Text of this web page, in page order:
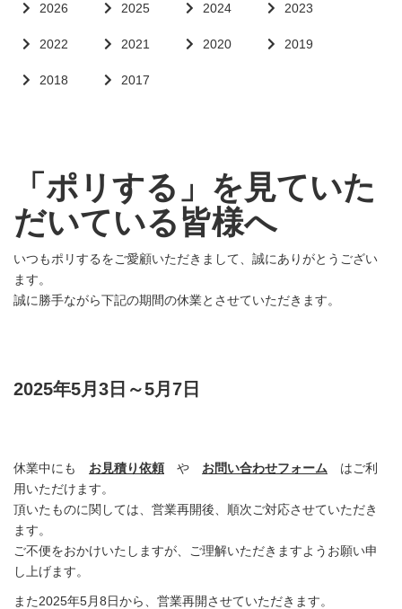
2026 2025 2024 2023
2022 2021 2020 2019
2018 2017
「ポリする」を見ていた
だいている皆様へ
いつもポリするをご愛顧いただきまして、誠にありがとうござい
ます。
誠に勝手ながら下記の期間の休業とさせていただきます。
2025年5月3日～5月7日
休業中にも お見積り依頼 や お問い合わせフォーム はご利
用いただけます。
頂いたものに関しては、営業再開後、順次ご対応させていただき
ます。
ご不便をおかけいたしますが、ご理解いただきますようお願い申
し上げます。
また2025年5月8日から、営業再開させていただきます。